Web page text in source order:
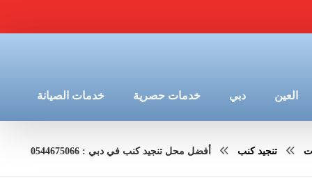
العين دبي خدمات حصرية خدمات الصيانة
تنجيد كنب أفضل محل تنجيد كنب في دبي : 0544675066